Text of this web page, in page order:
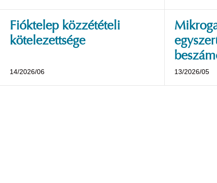
Fióktelep közzétételi
kötelezettsége
14/2026/06 13/2026/05